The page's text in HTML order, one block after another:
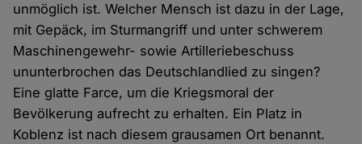
unmöglich ist. Welcher Mensch ist dazu in der Lage,
mit Gepäck, im Sturmangriff und unter schwerem
Maschinengewehr- sowie Artilleriebeschuss
ununterbrochen das Deutschlandlied zu singen?
Eine glatte Farce, um die Kriegsmoral der
Bevölkerung aufrecht zu erhalten. Ein Platz in
Koblenz ist nach diesem grausamen Ort benannt.